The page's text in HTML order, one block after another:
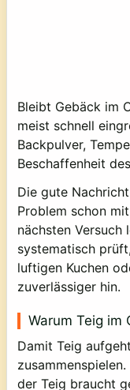
Bleibt Gebäck im
meist schnell
Backpulver,
Beschaffenheit
Die gute
Problem schon
nächsten Versuch
systematisch
luftigen Kuchen
zuverlässiger hin.
Warum Teig im
Damit Teig
der Teig braucht